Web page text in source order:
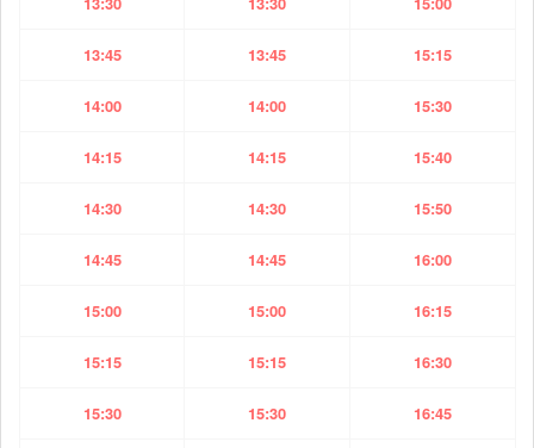
13:45 13:45 15:15
14:00 14:00 15:30
14:15 14:15 15:40
14:30 14:30 15:50
14:45 14:45 16:00
15:00 15:00 16:15
15:15 15:15 16:30
15:30 15:30 16:45